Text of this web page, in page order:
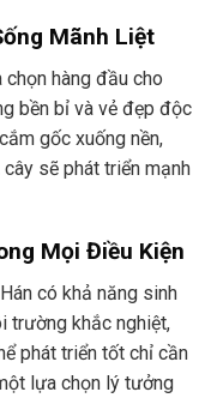
Mãnh Liệt
hàng đầu cho
bền bỉ và vẻ đẹp độc
gốc xuống nền,
sẽ phát triển mạnh
Mọi Điều Kiện
có khả năng sinh
trường khắc nghiệt,
phát triển tốt chỉ cần
lựa chọn lý tưởng